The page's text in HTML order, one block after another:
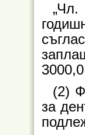
(2)
за